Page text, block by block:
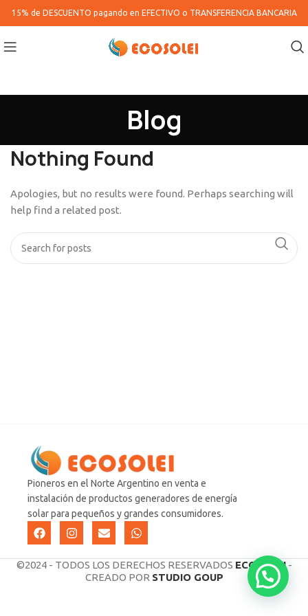
15% de DESCUENTO pagando en EFECTIVO o TRANSFERENCIA BANCARIA
Blog
Nothing Found
Apologies, but no results were found. Perhaps searching will
help find a related post.
Pioneros en el Norte Argentino en venta e
instalación de productos generadores de energía
solar para pequeños y grandes consumidores.
©2024 - TODOS LOS DERECHOS RESERVADOS ECOSOLEI-
CREADO POR STUDIO GOUP